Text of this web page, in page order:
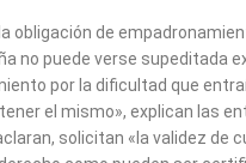
obligación de
no puede verse supeditada
por la dificultad que
el mismo», explican las
solicitan «la validez de